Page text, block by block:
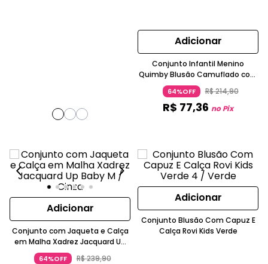
Adicionar
Conjunto Infantil Menino
Quimby Blusão Camuflado com
Capuz e Calça Moletom
64%OFF R$214,90
R$ 77,36 no Pix
Adicionar
Conjunto com Jaqueta e Calça
em Malha Xadrez Jacquard Up
Baby
64%OFF R$239,90
Adicionar
Conjunto Blusão Com Capuz E
Calça Rovi Kids Verde